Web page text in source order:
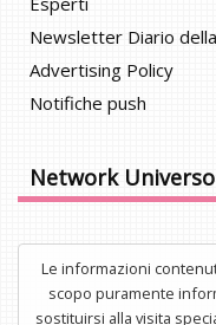
Newsletter Diario
Advertising Policy
Notifiche push
Network Universo
Le informazioni
scopo puramente
sostituirsi alla visita